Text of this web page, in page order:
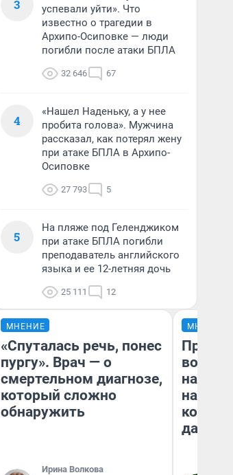
3
успевали уйти». Что
известно о трагедии в
Архипо-Осиповке — люди
погибли после атаки БПЛА
32 646 67
4
«Нашел Наденьку, а у нее
пробита голова». Мужчина
рассказал, как потерял жену
при атаке БПЛА в Архипо-
Осиповке
27 793 5
5
На пляже под Геленджиком
при атаке БПЛА погибли
преподаватель английского
языка и ее 12-летняя дочь
25 111 12
МНЕНИЕ
«Спуталась речь, понес
пургу». Врач — о
смертельном диагнозе,
который сложно
обнаружить
Ирина Волкова
МНЕНИЕ
нам
даже